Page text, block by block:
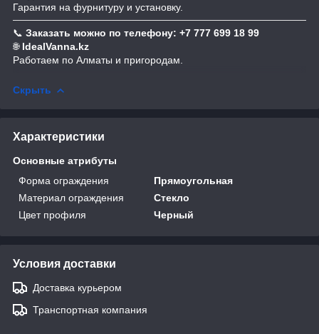
Гарантия на фурнитуру и установку.
📞 Заказать можно по телефону: +7 777 699 18 99
🌐 IdealVanna.kz
Работаем по Алматы и пригородам.
Скрыть
Характеристики
Основные атрибуты
Форма ограждения
Прямоугольная
Материал ограждения
Стекло
Цвет профиля
Черный
Условия доставки
Доставка курьером
Транспортная компания